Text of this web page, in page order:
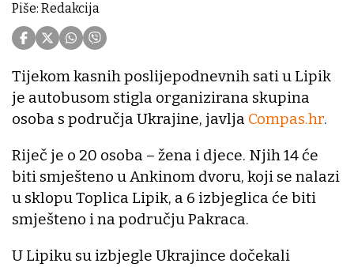
Piše: Redakcija
Tijekom kasnih poslijepodnevnih sati u Lipik
je autobusom stigla organizirana skupina
osoba s područja Ukrajine, javlja Compas.hr.
Riječ je o 20 osoba – žena i djece. Njih 14 će
biti smješteno u Ankinom dvoru, koji se nalazi
u sklopu Toplica Lipik, a 6 izbjeglica će biti
smješteno i na području Pakraca.
U Lipiku su izbjegle Ukrajince dočekali